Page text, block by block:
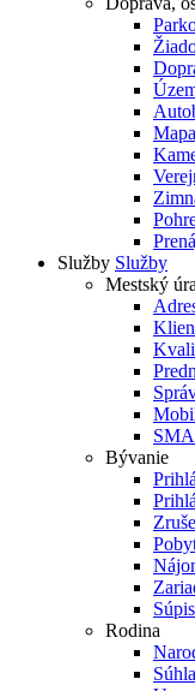
Služby Služby
Mestský
Bývanie
Rodina